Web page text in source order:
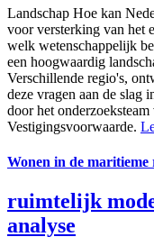
Landschap Hoe kan
voor versterking van het
welk wetenschappelijk
een hoogwaardig
Verschillende regio's,
deze vragen aan de slag
door het
Vestigingsvoorwaarde.
Wonen in de maritieme
ruimtelijk
analyse